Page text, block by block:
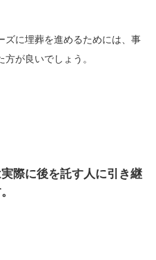
ズに埋葬を進めるためには、事
が良いでしょう。
際に後を託す人に引き継